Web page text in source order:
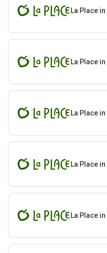
La Place
La Place
La Place
La Place
La Place